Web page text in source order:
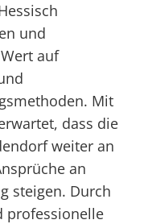
und
auf
Mit
dass die
weiter an
an
steigen. Durch
professionelle